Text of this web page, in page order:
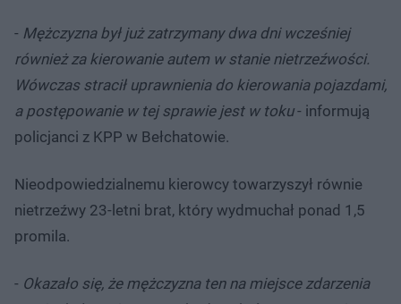
- Mężczyzna był już zatrzymany dwa dni wcześniej
również za kierowanie autem w stanie nietrzeźwości.
Wówczas stracił uprawnienia do kierowania pojazdami,
a postępowanie w tej sprawie jest w toku- informują
policjanci z KPP w Bełchatowie.
Nieodpowiedzialnemu kierowcy towarzyszył równie
nietrzeźwy 23-letni brat, który wydmuchał ponad 1,5
promila.
- Okazało się, że mężczyzna ten na miejsce zdarzenia